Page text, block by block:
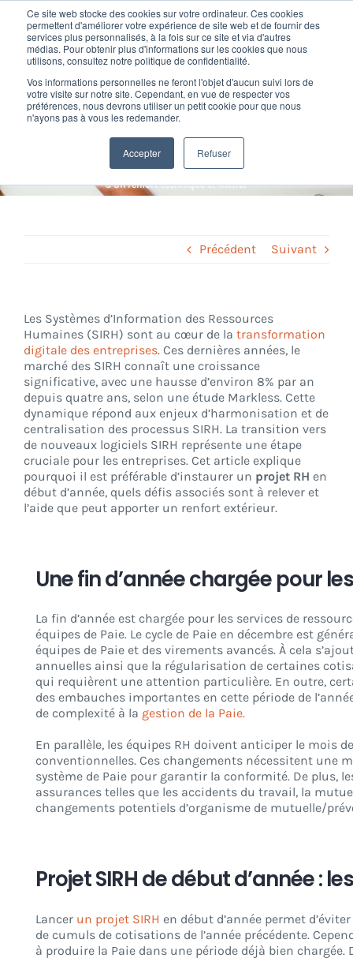
Ce site web stocke des cookies sur votre ordinateur. Ces cookies
permettent d'améliorer votre expérience de site web et de fournir des
services plus personnalisés, à la fois sur ce site et via d'autres
médias. Pour obtenir plus d'informations sur les cookies que nous
utilisons, consultez notre politique de confidentialité.
Vos informations personnelles ne feront l'objet d'aucun suivi lors de
votre visite sur notre site. Cependant, en vue de respecter vos
préférences, nous devrons utiliser un petit cookie pour que nous
n'ayons pas à vous les redemander.
Accepter Refuser
Passer
contenu
Nos offres
Formation
Nos clients
Fortify
Support
CONNEXION
Un projet SIRH en début
d’année ? Bénéficiez d’un
renfort technique et métier
Conseil SIRH»Un projet SIRH en début d’année ? Bénéficiez
d’un renfort technique et métier
Précédent Suivant
Les Systèmes d’Information des Ressources
Humaines (SIRH) sont au cœur de la transformation
digitale des entreprises. Ces dernières années, le
marché des SIRH connaît une croissance
significative, avec une hausse d’environ 8% par an
depuis quatre ans, selon une étude Markless. Cette
dynamique répond aux enjeux d’harmonisation et de
centralisation des processus SIRH. La transition vers
de nouveaux logiciels SIRH représente une étape
cruciale pour les entreprises. Cet article explique
pourquoi il est préférable d’instaurer un projet RH en
début d’année, quels défis associés sont à relever et
l’aide que peut apporter un renfort extérieur.
Une fin d’année chargée pour
La fin d’année est chargée pour les services de
équipes de Paie. Le cycle de Paie en décembre est
équipes de Paie et des virements avancés. À cela
annuelles ainsi que la régularisation de certaines
qui requièrent une attention particulière. En outre,
des embauches importantes en cette période de
de complexité à la gestion de la Paie.
En parallèle, les équipes RH doivent anticiper le mois
conventionnelles. Ces changements nécessitent une
système de Paie pour garantir la conformité. De plus,
assurances telles que les accidents du travail, la
changements potentiels d’organisme de mutuelle/
Projet SIRH de début d’année :
Lancer un projet SIRH en début d’année permet
de cumuls de cotisations de l’année précédente.
à produire la Paie dans une période déjà bien